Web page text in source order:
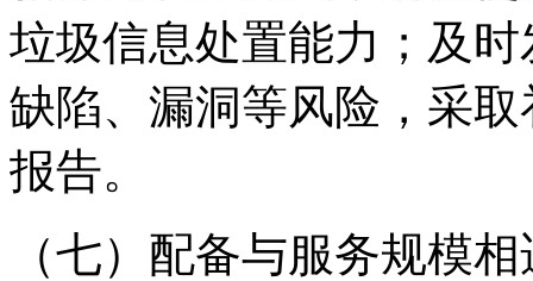
垃圾信息处置能力；及
缺陷、漏洞等风险，采
报告。
（七）配备与服务规模